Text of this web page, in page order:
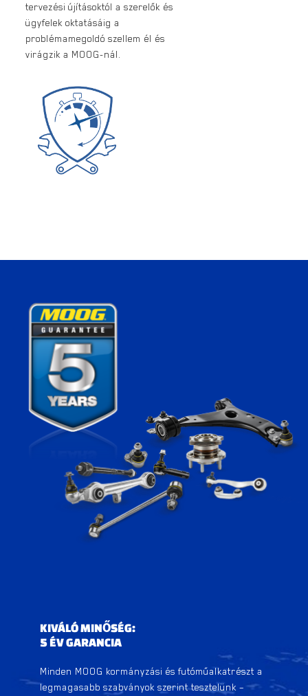
tervezési újításoktól a szerelők és
ügyfelek oktatásáig a
problémamegoldó szellem él és
virágzik a MOOG-nál.
KIVÁLÓ MINŐSÉG:
5 ÉV GARANCIA
Minden MOOG kormányzási és futóműalkatrészt a
legmagasabb szabványok szerint tesztelünk –